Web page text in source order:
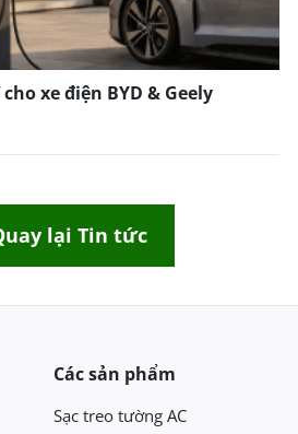
xe điện BYD & Geely
lại Tin tức
Các sản phẩm
Sạc treo tường AC